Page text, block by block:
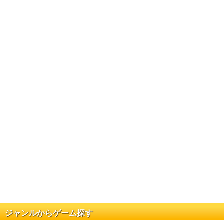
ジャンルからゲーム探す